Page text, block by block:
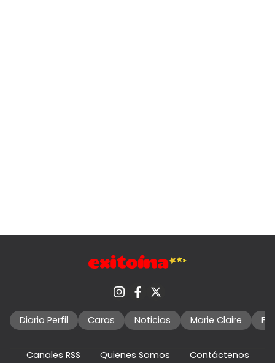
Diario Perfil Caras Noticias Marie Claire
Canales RSS Quienes Somos Contáctenos